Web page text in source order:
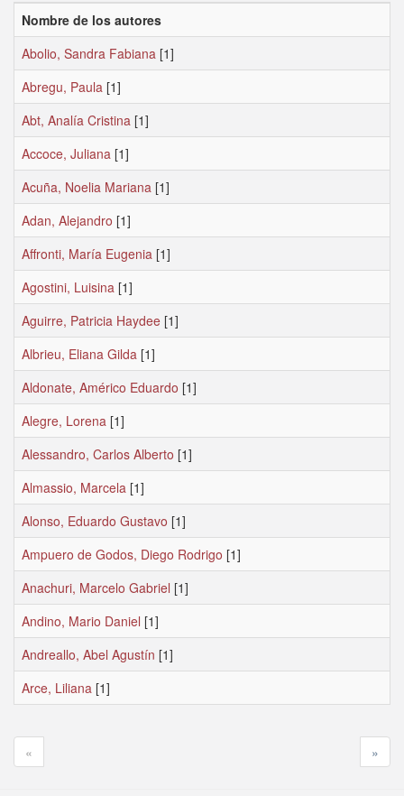
Nombre de los autores
Abolio, Sandra Fabiana [1]
Abregu, Paula [1]
Abt, Analía Cristina [1]
Accoce, Juliana [1]
Acuña, Noelia Mariana [1]
Adan, Alejandro [1]
Affronti, María Eugenia [1]
Agostini, Luisina [1]
Aguirre, Patricia Haydee [1]
Albrieu, Eliana Gilda [1]
Aldonate, Américo Eduardo [1]
Alegre, Lorena [1]
Alessandro, Carlos Alberto [1]
Almassio, Marcela [1]
Alonso, Eduardo Gustavo [1]
Ampuero de Godos, Diego Rodrigo [1]
Anachuri, Marcelo Gabriel [1]
Andino, Mario Daniel [1]
Andreallo, Abel Agustín [1]
Arce, Liliana [1]
« »